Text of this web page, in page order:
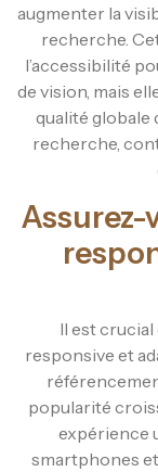
augmenter la
recherche.
l’accessibilité
de vision, mais
qualité globale
recherche,
Assurez-
Il est crucial
responsive et
popularité
expérience
smartphones